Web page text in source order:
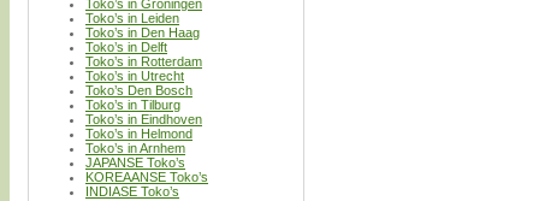
Toko’s in Groningen
Toko’s in Leiden
Toko’s in Den Haag
Toko’s in Delft
Toko’s in Rotterdam
Toko’s in Utrecht
Toko’s Den Bosch
Toko’s in Tilburg
Toko’s in Eindhoven
Toko’s in Helmond
Toko’s in Arnhem
JAPANSE Toko’s
KOREAANSE Toko’s
INDIASE Toko’s